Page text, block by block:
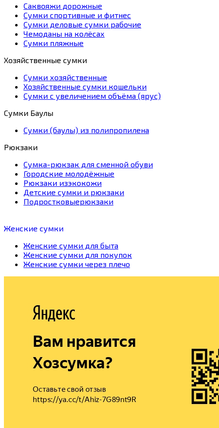
Саквояжи дорожные
Сумки спортивные и фитнес
Сумки деловые сумки рабочие
Чемоданы на колёсах
Сумки пляжные
Хозяйственные сумки
Сумки хозяйственные
Хозяйственные сумки кошельки
Сумки с увеличением объёма (ярус)
Сумки Баулы
Сумки (баулы) из полипропилена
Рюкзаки
Сумка-рюкзак для сменной обуви
Городские молодёжные
Рюкзаки изэкокожи
Детские сумки и рюкзаки
Подростковыерюкзаки
Женские сумки
Женские сумки для быта
Женские сумки для покупок
Женские сумки через плечо